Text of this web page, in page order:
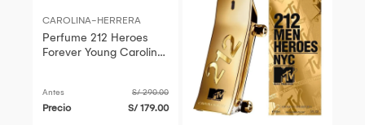
CAROLINA-HERRERA
Perfume 212 Heroes
Forever Young Carolina
Antes S/ 290.00
Precio S/ 179.00